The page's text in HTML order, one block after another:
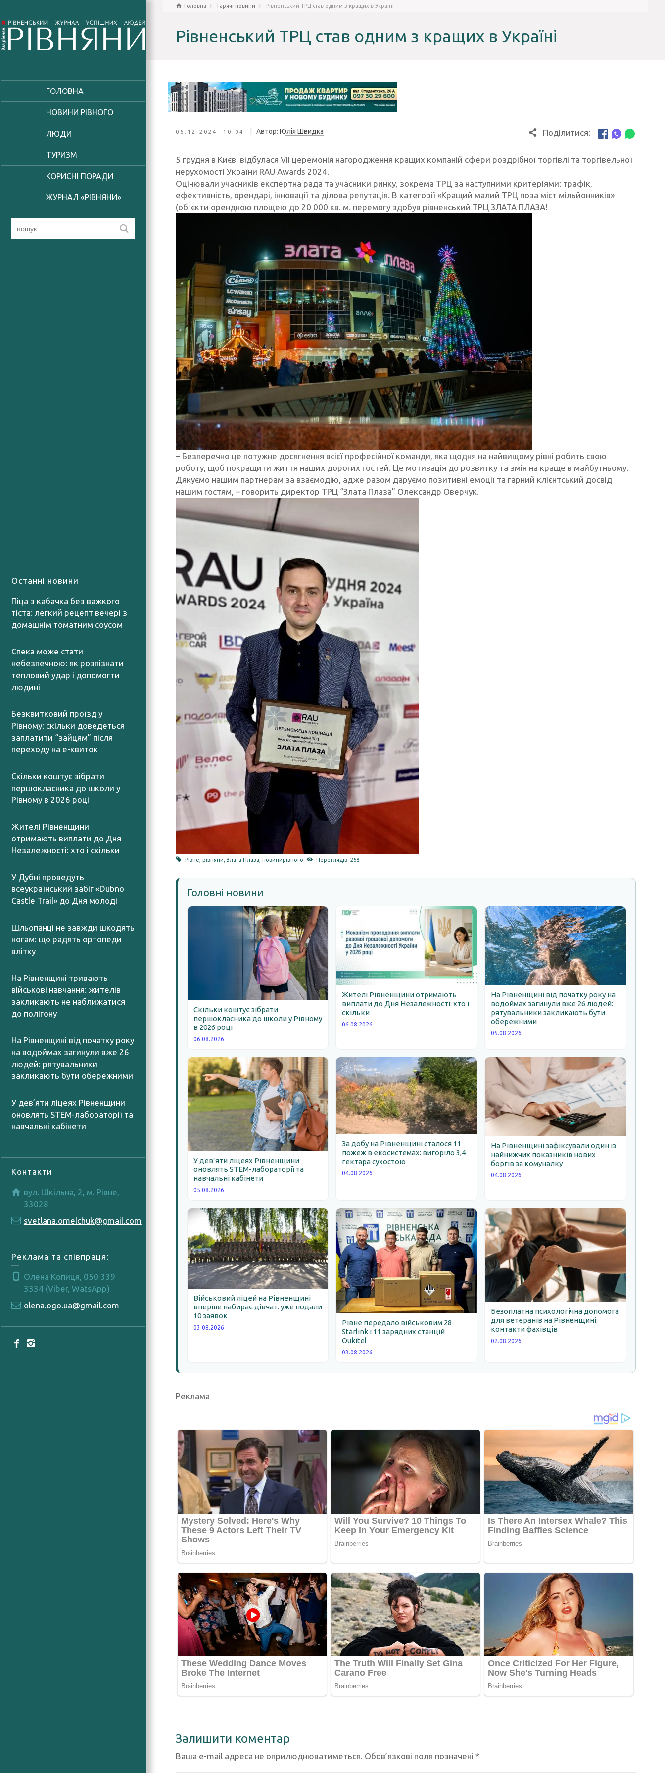
ГОЛОВНА
НОВИНИ РІВНОГО
ЛЮДИ
ТУРИЗМ
КОРИСНІ ПОРАДИ
ЖУРНАЛ «РІВНЯНИ»
Останні новини
Піца з кабачка без важкого
тіста: легкий рецепт вечері з
домашнім томатним соусом
Спека може стати
небезпечною: як розпізнати
тепловий удар і допомогти
людині
Безквитковий проїзд у
Рівному: скільки доведеться
заплатити “зайцям” після
переходу на е-квиток
Скільки коштує зібрати
першокласника до школи у
Рівному в 2026 році
Жителі Рівненщини
отримають виплати до Дня
Незалежності: хто і скільки
У Дубні проведуть
всеукраїнський забіг «Dubno
Castle Trail» до Дня молоді
Шльопанці не завжди шкодять
ногам: що радять ортопеди
влітку
На Рівненщині тривають
військові навчання: жителів
закликають не наближатися
до полігону
На Рівненщині від початку року
на водоймах загинули вже 26
людей: рятувальники
закликають бути обережними
У дев’яти ліцеях Рівненщини
оновлять STEM-лабораторії та
навчальні кабінети
Контакти
вул. Шкільна, 2, м. Рівне,
33028
svetlana.omelchuk@gmail.com
Реклама та співпраця:
Олена Копиця, 050 339
3334 (Viber, WatsApp)
olena.ogo.ua@gmail.com
Головна Гарячі новини Рівненський ТРЦ став одним з кращих в Україні
Рівненський ТРЦ став одним з кращих в Україні
06.12.2024 10:04 Автор: Юлія Швидка Поділитися:
5 грудня в Києві відбулася VII церемонія нагородження кращих компаній сфери роздрібної торгівлі та торгівельної
нерухомості України RAU Awards 2024.
Оцінювали учасників експертна рада та учасники ринку, зокрема ТРЦ за наступними критеріями: трафік,
ефективність, орендарі, інновації та ділова репутація. В категорії «Кращий малий ТРЦ поза міст мільйонників»
(обʼєкти орендною площею до 20 000 кв. м. перемогу здобув рівненський ТРЦ ЗЛАТА ПЛАЗА!
– Безперечно це потужне досягнення всієї професійної команди, яка щодня на найвищому рівні робить свою
роботу, щоб покращити життя наших дорогих гостей. Це мотивація до розвитку та змін на краще в майбутньому.
Дякуємо нашим партнерам за взаємодію, адже разом даруємо позитивні емоції та гарний клієнтський досвід
нашим гостям, – говорить директор ТРЦ “Злата Плаза” Олександр Оверчук.
Рівне ,рівняни ,Злата Плаза ,новинирівного Переглядів: 268
Головні новини
Скільки коштує зібрати
першокласника до школи у Рівному
в 2026 році
06.08.2026
Жителі Рівненщини отримають
виплати до Дня Незалежності: хто і
скільки
06.08.2026
На Рівненщині від початку року на
водоймах загинули вже 26 людей:
рятувальники закликають бути
обережними
05.08.2026
У дев’яти ліцеях Рівненщини
оновлять STEM-лабораторії та
навчальні кабінети
05.08.2026
За добу на Рівненщині сталося 11
пожеж в екосистемах: вигоріло 3,4
гектара сухостою
04.08.2026
На Рівненщині зафіксували один із
найнижчих показників нових
боргів за комуналку
04.08.2026
Військовий ліцей на Рівненщині
вперше набирає дівчат: уже подали
10 заявок
03.08.2026
Рівне передало військовим 28
Starlink і 11 зарядних станцій
Oukitel
03.08.2026
Безоплатна психологічна допомога
для ветеранів на Рівненщині:
контакти фахівців
02.08.2026
Реклама
Залишити коментар
Ваша e-mail адреса не оприлюднюватиметься. Обов’язкові поля позначені *